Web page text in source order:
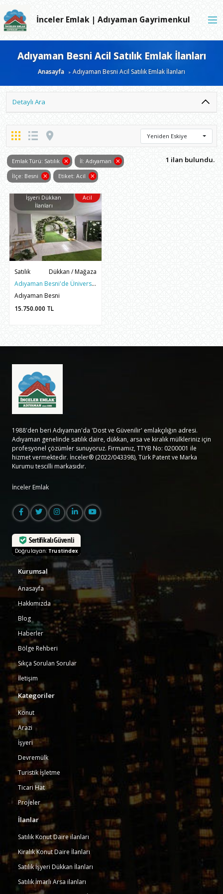
İnceler Emlak | Adıyaman Gayrimenkul
Adıyaman Besni Acil Satılık Emlak İlanları
Anasayfa Adıyaman Besni Acil Satılık Emlak İlanları
Detaylı Ara
Yeniden Eskiye
1 ilan bulundu.
Emlak Türü: Satılık İl: Adıyaman
İlçe: Besni Etiket: Acil
İşyeri Dükkan
İlanları
Acil
Satılık
Dükkan / Mağaza
Adıyaman Besni'de Üniversite Karşısında Satılık 353 m² Köşe Başı Dükkan
Adıyaman Besni
15.750.000 TL
1988'den beri Adıyaman'da 'Dost ve Güvenilir' emlakçılığın adresi.
Adıyaman genelinde satılık daire, dükkan, arsa ve kiralık mülkleriniz için
profesyonel çözümler sunuyoruz. Firmamız, TTYB No: 0200001 ile
hizmet vermektedir. İnceler® (2022/043398), Türk Patent ve Marka
Kurumu tescilli markasıdır.
İnceler Emlak
Sertifikalı Güvenli
Doğrulayan: Trustindex
Kurumsal
Anasayfa
Hakkımızda
Blog
Haberler
Bölge Rehberi
Sıkça Sorulan Sorular
İletişim
Kategoriler
Konut
Arazi
İşyeri
Devremülk
Turistik İşletme
Ticari Hat
Projeler
İlanlar
Satılık Konut Daire ilanları
Kiralık Konut Daire İlanları
Satılık İşyeri Dükkan İlanları
Satılık İmarlı Arsa ilanları